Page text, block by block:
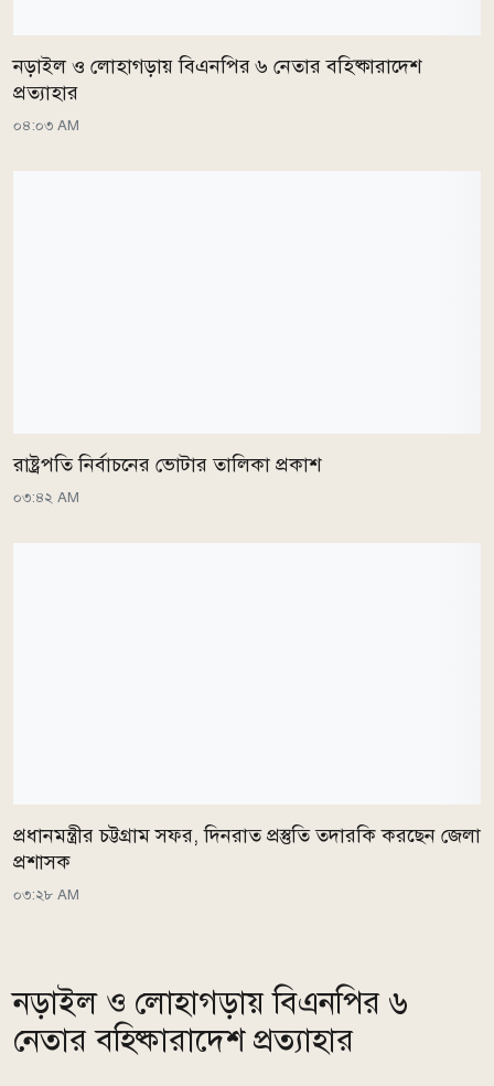
নড়াইল ও লোহাগড়ায় বিএনপির ৬ নেতার বহিষ্কারাদেশ
প্রত্যাহার
০৪:০৩ AM
রাষ্ট্রপতি নির্বাচনের ভোটার তালিকা প্রকাশ
০৩:৪২ AM
প্রধানমন্ত্রীর চট্টগ্রাম সফর, দিনরাত প্রস্তুতি তদারকি করছেন জেলা
প্রশাসক
০৩:২৮ AM
নড়াইল ও লোহাগড়ায় বিএনপির ৬
নেতার বহিষ্কারাদেশ প্রত্যাহার